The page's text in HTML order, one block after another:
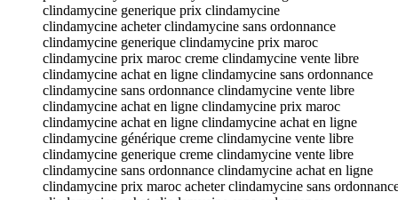
clindamycine generique prix clindamycine
clindamycine acheter clindamycine sans ordonnance
clindamycine generique clindamycine prix maroc
clindamycine prix maroc creme clindamycine vente libre
clindamycine achat en ligne clindamycine sans ordonnance
clindamycine sans ordonnance clindamycine vente libre
clindamycine achat en ligne clindamycine prix maroc
clindamycine achat en ligne clindamycine achat en ligne
clindamycine générique creme clindamycine vente libre
clindamycine generique creme clindamycine vente libre
clindamycine sans ordonnance clindamycine achat en ligne
clindamycine prix maroc acheter clindamycine sans